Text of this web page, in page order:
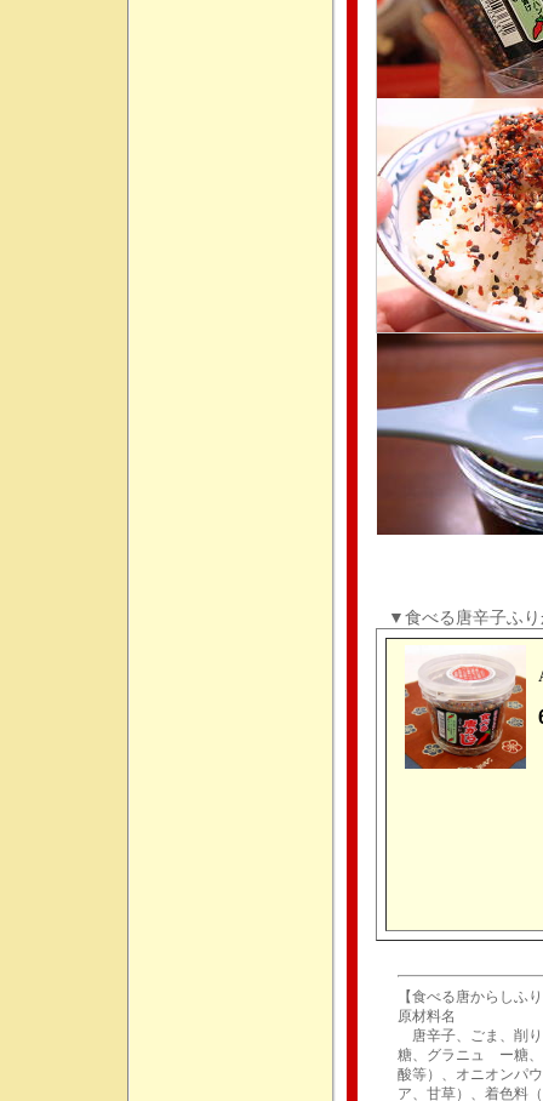
▼ 食べる唐辛子ふ
【食べる唐からしふ
原材料名
唐辛子、ごま、削
糖、グラニュ ー糖
酸等）、オニオンパ
ア、甘草）、着色